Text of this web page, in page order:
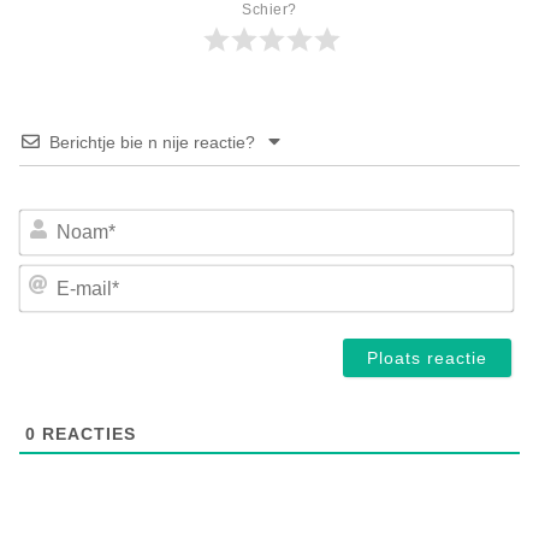
Schier?
Berichtje bie n nije reactie?
E-
0 REACTIES